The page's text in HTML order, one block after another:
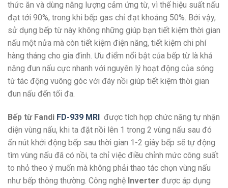
thức ăn và dùng năng lượng cảm ứng từ, vì thế hiệu suất nấu
đạt tới 90%, trong khi bếp gas chỉ đạt khoảng 50%. Bởi vậy,
sử dụng bếp từ này không những giúp bạn tiết kiệm thời gian
nấu một nửa mà còn tiết kiệm điện năng, tiết kiệm chi phí
hàng tháng cho gia đình. Ưu điểm nổi bật của bếp từ là khả
năng đun nấu cực nhanh với nguyên lý hoạt động của sóng
từ tác động vuông góc với đáy nồi giúp tiết kiệm thời gian
đun nấu đến tối đa.
Bếp từ Fandi FD-939 MRI được tích hợp chức năng tự nhận
diện vùng nấu, khi ta đặt nồi lên 1 trong 2 vùng nấu sau đó
ấn nút khởi động bếp sau thời gian 1-2 giây bếp sẽ tự động
tìm vùng nấu đã có nồi, ta chỉ việc điều chỉnh mức công suất
to nhỏ theo ý muốn mà không phải thao tác chọn vùng nấu
như bếp thông thường. Công nghệ Inverter được áp dụng